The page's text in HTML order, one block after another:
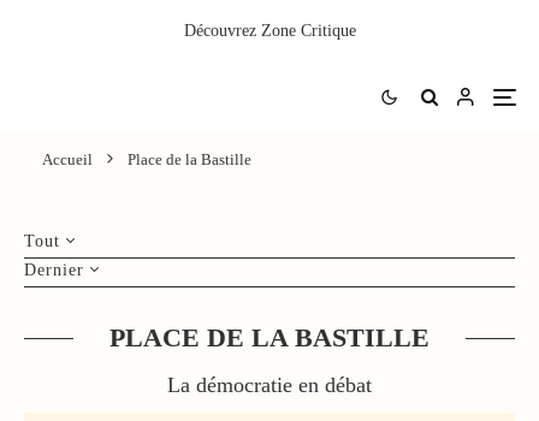
Découvrez Zone Critique
Accueil Place de la Bastille
Tout
Dernier
PLACE DE LA BASTILLE
La démocratie en débat